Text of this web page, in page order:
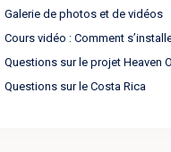
Galerie de photos et de vidéos
Cours vidéo : Comment
Questions sur le projet Heaven
Questions sur le Costa Rica